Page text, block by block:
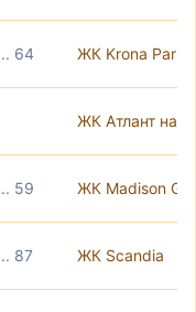
64 ЖК Krona Park
ЖК Атлант на
59 ЖК Madison
87 ЖК Scandia